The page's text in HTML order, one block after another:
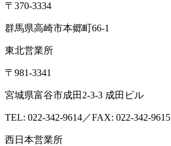
〒370-3334
群馬県高崎市本郷町66-1
東北営業所
〒981-3341
宮城県富谷市成田2-3-3 成田ビル
TEL: 022-342-9614／FAX: 022-342-9615
西日本営業所